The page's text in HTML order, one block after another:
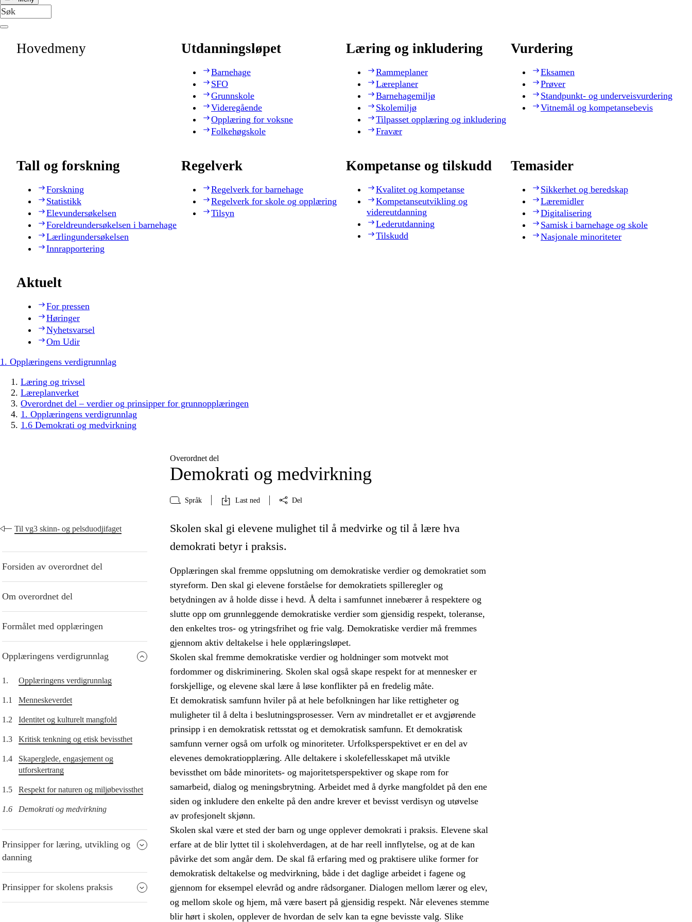
Hovedmeny Utdanningsløpet
Barnehage
SFO
Grunnskole
Videregående
Opplæring for voksne
Folkehøgskole
Læring og inkludering
Rammeplaner
Læreplaner
Barnehagemiljø
Skolemiljø
Tilpasset opplæring og inkludering
Fravær
Vurdering
Eksamen
Prøver
Standpunkt- og underveisvurdering
Vitnemål og kompetansebevis
Tall og forskning
Forskning
Statistikk
Elevundersøkelsen
Foreldreundersøkelsen i barnehage
Lærlingundersøkelsen
Innrapportering
Regelverk
Regelverk for barnehage
Regelverk for skole og opplæring
Tilsyn
Kompetanse og tilskudd
Kvalitet og kompetanse
Kompetanseutvikling og
videreutdanning
Lederutdanning
Tilskudd
Temasider
Sikkerhet og beredskap
Læremidler
Digitalisering
Samisk i barnehage og skole
Nasjonale minoriteter
Aktuelt
For pressen
Høringer
Nyhetsvarsel
Om Udir
1. Opplæringens verdigrunnlag
Læring og trivsel
Læreplanverket
Overordnet del – verdier og prinsipper for grunnopplæringen
1. Opplæringens verdigrunnlag
1.6 Demokrati og medvirkning
Overordnet del
Demokrati og medvirkning
Språk Last ned Del
Til vg3 skinn- og pelsduodjifaget
Forsiden av overordnet del
Om overordnet del
Formålet med opplæringen
Opplæringens verdigrunnlag
1. Opplæringens verdigrunnlag
1.1 Menneskeverdet
1.2 Identitet og kulturelt mangfold
1.3 Kritisk tenkning og etisk bevissthet
1.4
Skaperglede, engasjement og
utforskertrang
1.5 Respekt for naturen og miljøbevissthet
1.6 Demokrati og medvirkning
Prinsipper for læring, utvikling og
danning
Prinsipper for skolens praksis
Skolen skal gi elevene mulighet til å medvirke og til å lære hva
demokrati betyr i praksis.
Opplæringen skal fremme oppslutning om demokratiske verdier og demokratiet som
styreform. Den skal gi elevene forståelse for demokratiets spilleregler og
betydningen av å holde disse i hevd. Å delta i samfunnet innebærer å respektere og
slutte opp om grunnleggende demokratiske verdier som gjensidig respekt, toleranse,
den enkeltes tros- og ytringsfrihet og frie valg. Demokratiske verdier må fremmes
gjennom aktiv deltakelse i hele opplæringsløpet.
Skolen skal fremme demokratiske verdier og holdninger som motvekt mot
fordommer og diskriminering. Skolen skal også skape respekt for at mennesker er
forskjellige, og elevene skal lære å løse konflikter på en fredelig måte.
Et demokratisk samfunn hviler på at hele befolkningen har like rettigheter og
muligheter til å delta i beslutningsprosesser. Vern av mindretallet er et avgjørende
prinsipp i en demokratisk rettsstat og et demokratisk samfunn. Et demokratisk
samfunn verner også om urfolk og minoriteter. Urfolksperspektivet er en del av
elevenes demokratiopplæring. Alle deltakere i skolefellesskapet må utvikle
bevissthet om både minoritets- og majoritetsperspektiver og skape rom for
samarbeid, dialog og meningsbrytning. Arbeidet med å dyrke mangfoldet på den ene
siden og inkludere den enkelte på den andre krever et bevisst verdisyn og utøvelse
av profesjonelt skjønn.
Skolen skal være et sted der barn og unge opplever demokrati i praksis. Elevene skal
erfare at de blir lyttet til i skolehverdagen, at de har reell innflytelse, og at de kan
påvirke det som angår dem. De skal få erfaring med og praktisere ulike former for
demokratisk deltakelse og medvirkning, både i det daglige arbeidet i fagene og
gjennom for eksempel elevråd og andre rådsorganer. Dialogen mellom lærer og elev,
og mellom skole og hjem, må være basert på gjensidig respekt. Når elevenes stemme
blir hørt i skolen, opplever de hvordan de selv kan ta egne bevisste valg. Slike